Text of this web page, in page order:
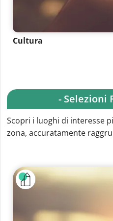
Cultura
- Selezioni
Scopri i luoghi di interesse
zona, accuratamente